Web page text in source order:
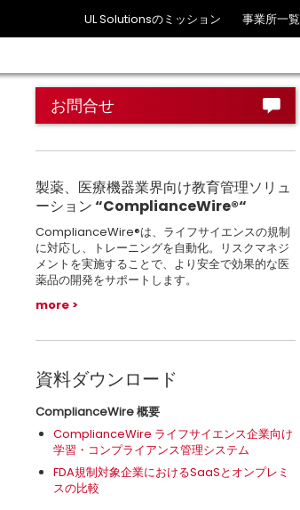
UL Solutionsのミッション 事業所一覧
お問合せ
製薬、医療機器業界向け教育管理ソリュ
ーション “ComplianceWire®“
ComplianceWire®は、ライフサイエンスの規制
に対応し、トレーニングを自動化。リスクマネジ
メントを実施することで、より安全で効果的な医
薬品の開発をサポートします。
more
資料ダウンロード
ComplianceWire 概要
ComplianceWire ライフサイエンス企業向け
学習・コンプライアンス管理システム
FDA規制対象企業におけるSaaSとオンプレミ
スの比較